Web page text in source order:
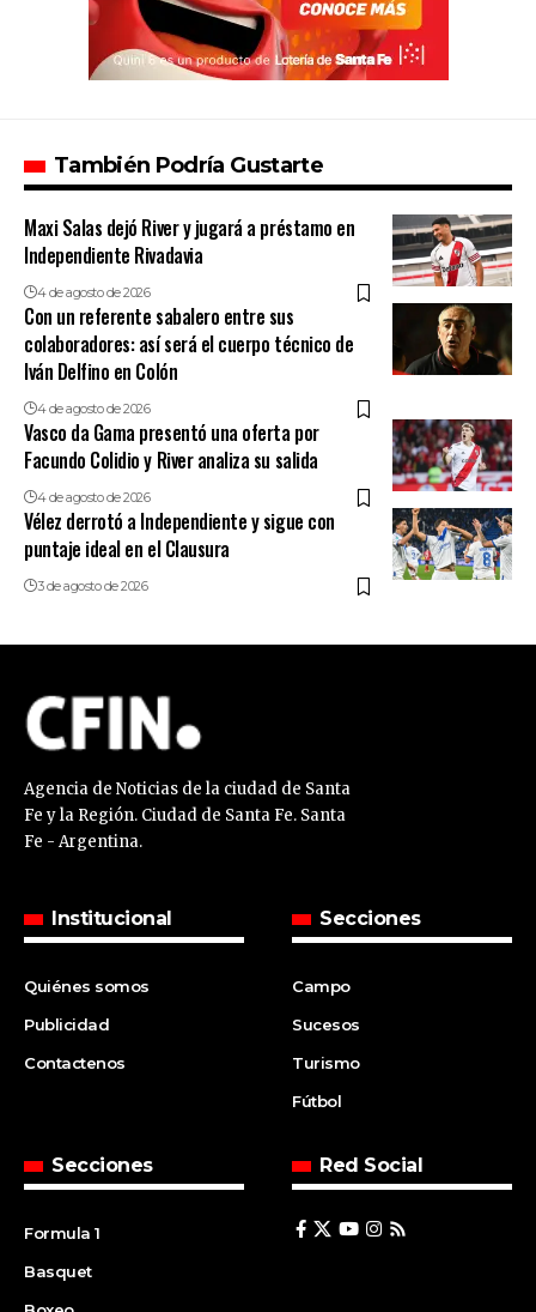
También Podría Gustarte
Maxi Salas dejó River y jugará a préstamo en
Independiente Rivadavia
4 de agosto de 2026
Con un referente sabalero entre sus
colaboradores: así será el cuerpo técnico de
Iván Delfino en Colón
4 de agosto de 2026
Vasco da Gama presentó una oferta por
Facundo Colidio y River analiza su salida
4 de agosto de 2026
Vélez derrotó a Independiente y sigue con
puntaje ideal en el Clausura
3 de agosto de 2026
Agencia de Noticias de la ciudad de Santa
Fe y la Región. Ciudad de Santa Fe. Santa
Fe - Argentina.
Institucional
Quiénes somos
Publicidad
Contactenos
Secciones
Campo
Sucesos
Turismo
Fútbol
Secciones
Formula 1
Basquet
Red Social